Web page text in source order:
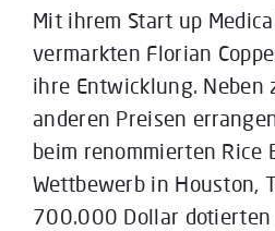
Mit ihrem Start up
vermarkten Florian
ihre Entwicklung. Neben
anderen Preisen
beim renommierten Rice
Wettbewerb in Houston,
700.000 Dollar